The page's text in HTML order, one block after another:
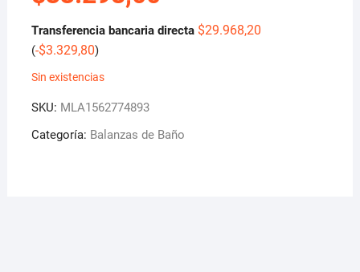
Transferencia bancaria directa $29.968,20
(-$3.329,80)
Sin existencias
SKU: MLA1562774893
Categoría: Balanzas de Baño